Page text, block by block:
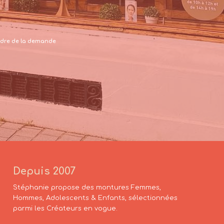
de la demande
Depuis 2007
Stéphanie propose des montures Femmes,
Hommes, Adolescents & Enfants, sélectionnées
parmi les Créateurs en vogue.